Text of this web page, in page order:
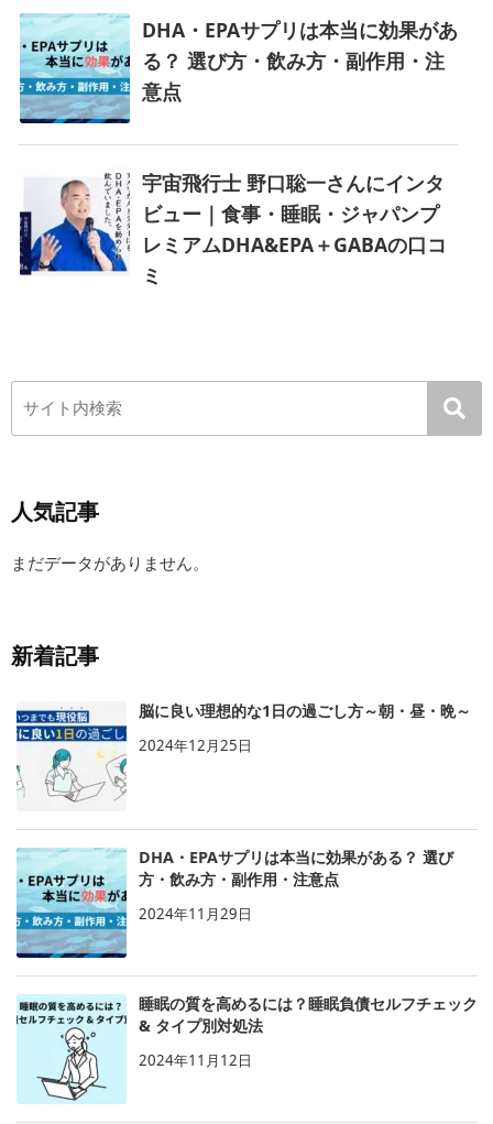
DHA・EPAサプリは本当に効果があ
る？ 選び方・飲み方・副作用・注
意点
宇宙飛行士 野口聡一さんにインタ
ビュー｜食事・睡眠・ジャパンプ
レミアムDHA&EPA＋GABAの口コ
ミ
人気記事
まだデータがありません。
新着記事
脳に良い理想的な1日の過ごし方～朝・昼・晩～
2024年12月25日
DHA・EPAサプリは本当に効果がある？ 選び
方・飲み方・副作用・注意点
2024年11月29日
睡眠の質を高めるには？睡眠負債セルフチェック
& タイプ別対処法
2024年11月12日